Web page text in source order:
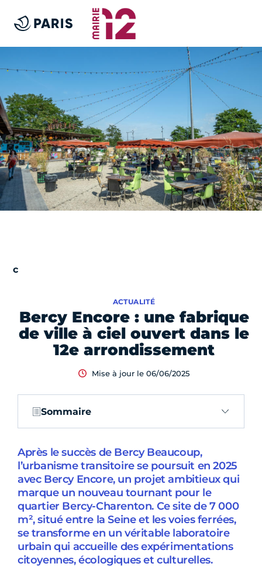
Bercy Encore : une fabrique
de ville à ciel ouvert dans le
12e arrondissement
ACTUALITÉ
Mise à jour le 06/06/2025
Sommaire
Après le succès de Bercy Beaucoup,
l’urbanisme transitoire se poursuit en 2025
avec Bercy Encore, un projet ambitieux qui
marque un nouveau tournant pour le
quartier Bercy-Charenton. Ce site de 7 000
m², situé entre la Seine et les voies ferrées,
se transforme en un véritable laboratoire
urbain qui accueille des expérimentations
citoyennes, écologiques et culturelles.